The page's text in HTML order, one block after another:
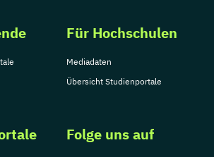
Für Hochschulen
Mediadaten
Übersicht Studienportale
Folge uns auf